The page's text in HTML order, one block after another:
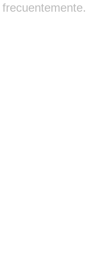
frecuentemente.